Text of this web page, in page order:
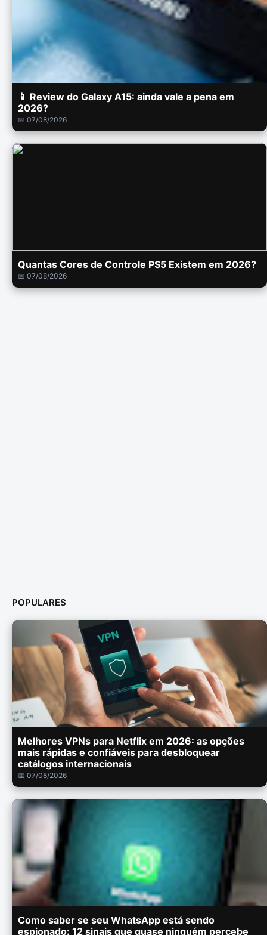
📱 Review do Galaxy A15: ainda vale a pena em
2026?
📅 07/08/2026
Quantas Cores de Controle PS5 Existem em 2026?
📅 07/08/2026
POPULARES
Melhores VPNs para Netflix em 2026: as opções
mais rápidas e confiáveis para desbloquear
catálogos internacionais
📅 07/08/2026
Como saber se seu WhatsApp está sendo
espionado: 12 sinais que quase ninguém percebe